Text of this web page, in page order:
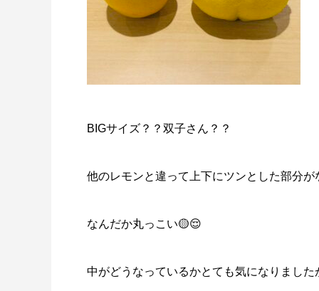
BIGサイズ？？双子さん？？
他のレモンと違って上下にツンとした部分が
なんだか丸っこい🟡😌
中がどうなっているかとても気になりました